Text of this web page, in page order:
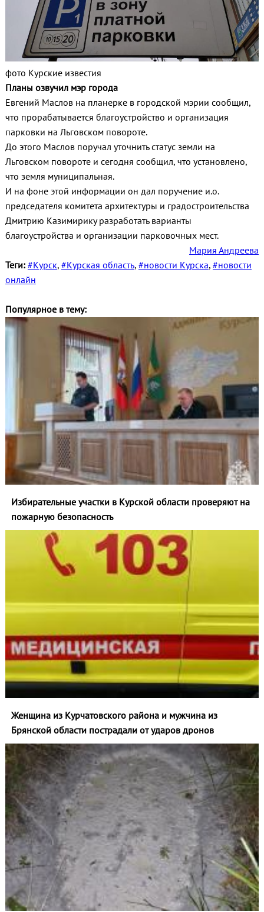
фото Курские известия
Планы озвучил мэр города
Евгений Маслов на планерке в городской мэрии сообщил,
что прорабатывается благоустройство и организация
парковки на Льговском повороте.
До этого Маслов поручал уточнить статус земли на
Льговском повороте и сегодня сообщил, что установлено,
что земля муниципальная.
И на фоне этой информации он дал поручение и.о.
председателя комитета архитектуры и градостроительства
Дмитрию Казимирику разработать варианты
благоустройства и организации парковочных мест.
Мария Андреева
Теги: #Курск, #Курская область, #новости Курска, #новости
онлайн
Популярное в тему:
Избирательные участки в Курской области проверяют на
пожарную безопасность
Женщина из Курчатовского района и мужчина из
Брянской области пострадали от ударов дронов